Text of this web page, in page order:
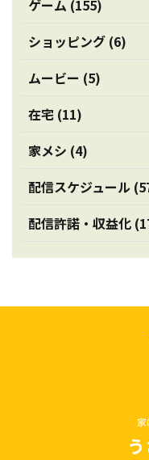
ゲーム (155)
ショッピング (6)
ムービー (5)
在宅 (11)
家メシ (4)
配信スケジュール
配信許諾・収益化